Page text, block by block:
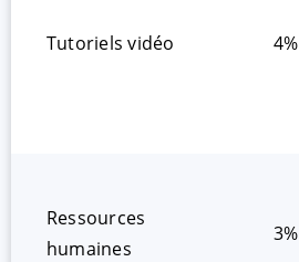
Tutoriels vidéo 4%
Ressources
humaines
3%